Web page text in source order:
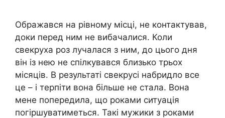
Ображався на рівному місці, не контактував,
доки перед ним не вибачалися. Коли
свекруха роз лучалася з ним, до цього дня
він із нею не спілкувався близько трьох
місяців. В результаті свекрусі набридло все
це – і терпіти вона більше не стала. Вона
мене попередила, що роками ситуація
погіршуватиметься. Такі мужики з роками